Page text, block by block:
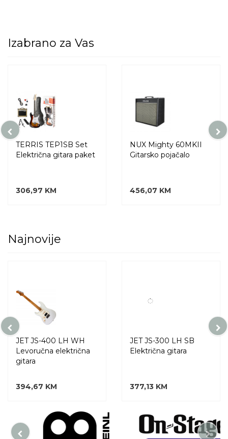
Izabrano za Vas
TERRIS TEP1SB Set
Električna gitara paket
306,97 KM
NUX Mighty 60MKII
Gitarsko pojačalo
456,07 KM
Najnovije
JET JS-400 LH WH
Levoručna električna
gitara
394,67 KM
JET JS-300 LH SB
Električna gitara
377,13 KM